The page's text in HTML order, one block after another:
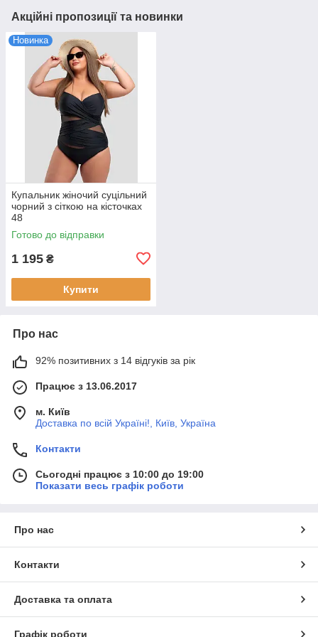
Акційні пропозиції та новинки
Новинка
Купальник жіночий суцільний
чорний з сіткою на кісточках
48
Готово до відправки
1 195 ₴
Купити
Про нас
92% позитивних з 14 відгуків за рік
Працює з 13.06.2017
м. Київ
Доставка по всій Україні!, Київ, Україна
Контакти
Сьогодні працює з 10:00 до 19:00
Показати весь графік роботи
Про нас
Контакти
Доставка та оплата
Графік роботи